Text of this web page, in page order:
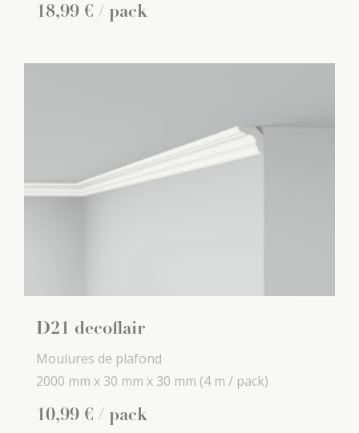
18,99 € / pack
D21 decoflair
Moulures de plafond
2000 mm x 30 mm x 30 mm (4 m / pack)
10,99 € / pack